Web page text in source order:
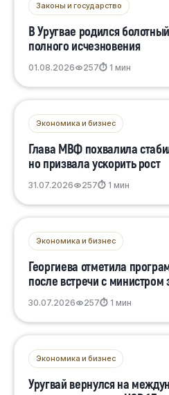
Законы и государство
В Уругвае родился
полного исчезновения
01.08.2026 257⏱ 1 мин
Экономика и бизнес
Глава МВФ похвалила
но призвала ускорить рост
31.07.2026 257⏱ 1 мин
Экономика и бизнес
Георгиева отметила
после встречи с
30.07.2026 257⏱ 1 мин
Экономика и бизнес
Уругвай вернулся на